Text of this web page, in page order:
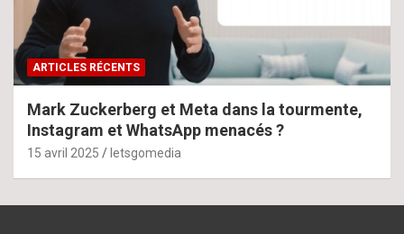
ARTICLES RÉCENTS
Mark Zuckerberg et Meta dans la tourmente,
Instagram et WhatsApp menacés ?
15 avril 2025 letsgomedia